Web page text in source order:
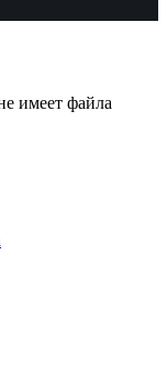
имеет файла